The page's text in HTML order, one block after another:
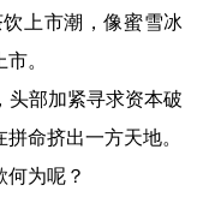
上市潮，像蜜雪冰
。
部加紧寻求资本破
命挤出一方天地。
为呢？